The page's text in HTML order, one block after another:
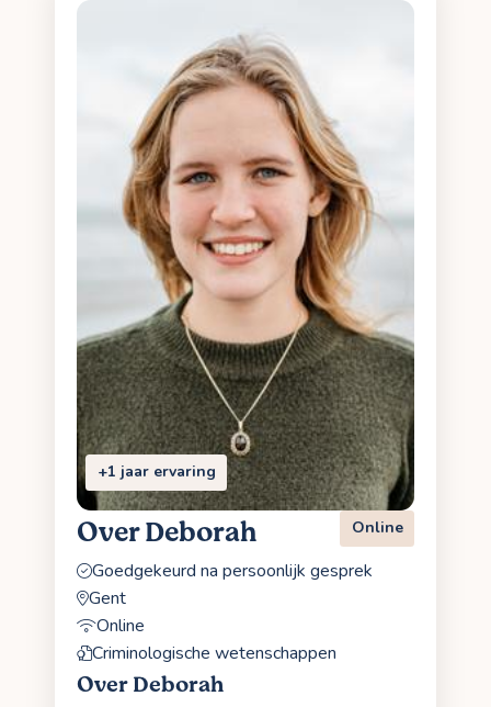
+1 jaar ervaring
Over Deborah Online
Goedgekeurd na persoonlijk gesprek
Gent
Online
Criminologische wetenschappen
Over Deborah